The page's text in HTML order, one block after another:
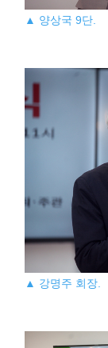
▲ 양상국 9단.
▲ 강명주 회장.